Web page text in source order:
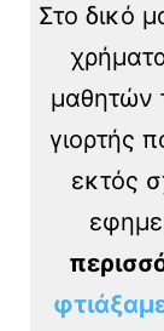
Στο δικό
μαθητών
γιορτής
εκτός